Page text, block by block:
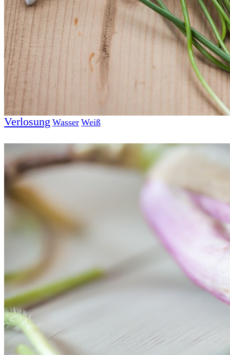
TAG CLOUD
Blogparade Blumen Buchempfehlung design DIY
Farben Filter Fotoprojekt
Getestet
Gewinner
Interview
Kreativität
Lightroom
Makro
Stockfotografie
Verlosung Wasser Weiß